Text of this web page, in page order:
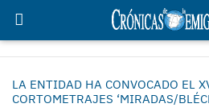
LA ENTIDAD HA CONVOCADO EL
CORTOMETRAJES ‘MIRADAS/